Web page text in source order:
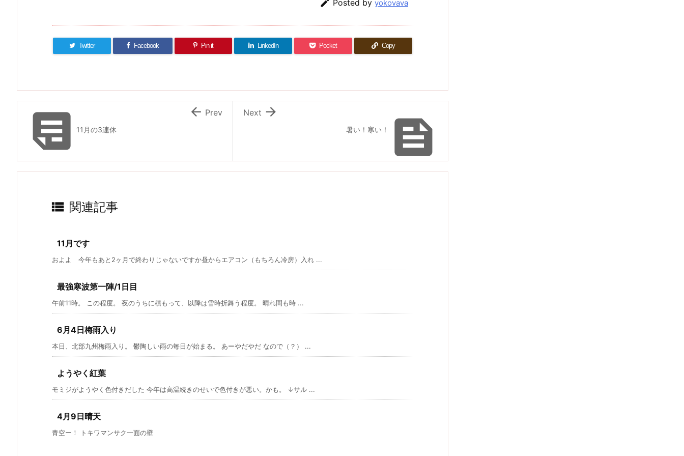
 Posted by yokovava
Twitter Facebook Pin it LinkedIn Pocket Copy

暑い！寒い！

Next
11月の3連休
 Prev
 関連記事
11月です
およよ 今年もあと2ヶ月で終わりじゃないですか昼からエアコン（もちろん冷房）入れ ...
最強寒波第一陣/1日目
午前11時。 この程度。 夜のうちに積もって、以降は雪時折舞う程度。 晴れ間も時 ...
6月4日梅雨入り
本日、北部九州梅雨入り。 鬱陶しい雨の毎日が始まる。 あーやだやだ なので（？） ...
ようやく紅葉
モミジがようやく色付きだした 今年は高温続きのせいで色付きが悪い。かも。 ↓サル ...
4月9日晴天
青空ー！ トキワマンサク一面の壁